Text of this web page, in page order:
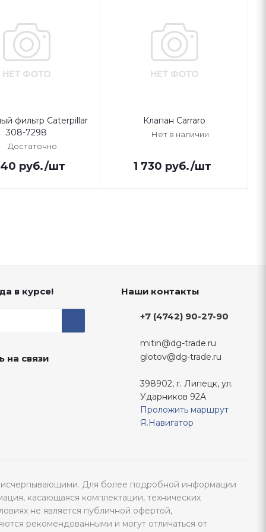
фильтр Caterpillar
308-7298
Достаточно
руб./шт
Клапан Carraro
Нет в наличии
1 730 руб./шт
в курсе!
на связи
Наши контакты
+7 (4742) 90-27-90
mitin@dg-trade.ru
glotov@dg-trade.ru
398902, г. Липецк, ул.
Ударников 92А
Проложить маршрут
Я.Навигатор
исчерпывающими. Для более подробной информации
касающаяся комплектации, технических
не является публичной офертой,
рекомендованными и могут отличаться от